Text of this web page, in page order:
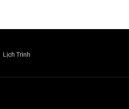
Lịch Trình